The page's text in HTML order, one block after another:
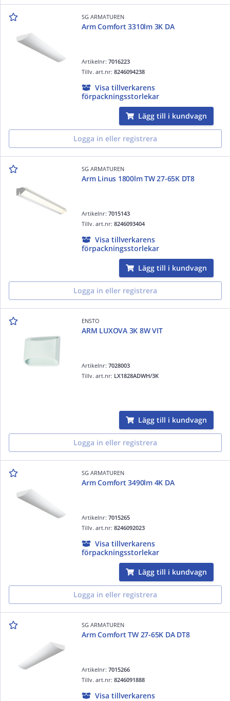
SG ARMATUREN
Arm Comfort 3310lm 3K DA
Artikelnr:7016223
Tillv. art.nr:8246094238
Visa tillverkarens
förpackningsstorlekar
Lägg till i kundvagn
Logga in eller registrera
SG ARMATUREN
Arm Linus 1800lm TW 27-65K DT8
Artikelnr:7015143
Tillv. art.nr:8246093404
Visa tillverkarens
förpackningsstorlekar
Lägg till i kundvagn
Logga in eller registrera
ENSTO
ARM LUXOVA 3K 8W VIT
Artikelnr:7028003
Tillv. art.nr: LX1828ADWH/3K
Lägg till i kundvagn
Logga in eller registrera
SG ARMATUREN
Arm Comfort 3490lm 4K DA
Artikelnr:7015265
Tillv. art.nr:8246092023
Visa tillverkarens
förpackningsstorlekar
Lägg till i kundvagn
Logga in eller registrera
SG ARMATUREN
Arm Comfort TW 27-65K DA DT8
Artikelnr:7015266
Tillv. art.nr:8246091888
Visa tillverkarens